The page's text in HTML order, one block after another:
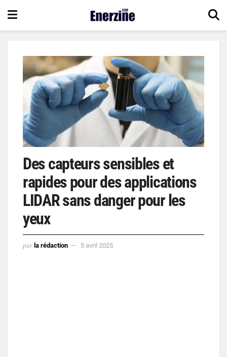
Des capteurs sensibles et
rapides pour des applications
LIDAR sans danger pour les
yeux
par la rédaction 5 avril 2025